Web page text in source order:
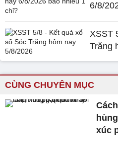
6/8/
XSST
Trăng
CÙNG CHUYÊN MỤC
xúc